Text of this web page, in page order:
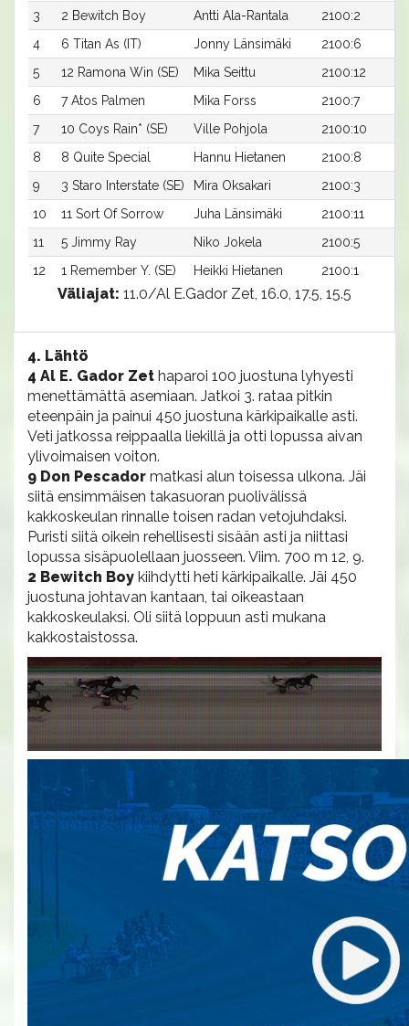
3 2 Bewitch Boy Antti Ala-Rantala 2100:2
4
6 Titan As (IT) Jonny Länsimäki 2100:6
5
12 Ramona Win (SE) Mika Seittu 2100:12
6
7 Atos Palmen Mika Forss 2100:7
7
10 Coys Rain* (SE) Ville Pohjola 2100:10
8
8 Quite Special Hannu Hietanen 2100:8
9
3 Staro Interstate (SE) Mira Oksakari 2100:3
10
11 Sort Of Sorrow Juha Länsimäki 2100:11
11
5 Jimmy Ray Niko Jokela 2100:5
12
1 Remember Y. (SE) Heikki Hietanen 2100:1
Väliajat: 11.0/Al E.Gador Zet, 16.0, 17.5, 15.5
4. Lähtö
4 Al E. Gador Zet haparoi 100 juostuna lyhyesti
menettämättä asemiaan. Jatkoi 3. rataa pitkin
eteenpäin ja painui 450 juostuna kärkipaikalle asti.
Veti jatkossa reippaalla liekillä ja otti lopussa aivan
ylivoimaisen voiton.
9 Don Pescador matkasi alun toisessa ulkona. Jäi
siitä ensimmäisen takasuoran puolivälissä
kakkoskeulan rinnalle toisen radan vetojuhdaksi.
Puristi siitä oikein rehellisesti sisään asti ja niittasi
lopussa sisäpuolellaan juosseen. Viim. 700 m 12, 9.
2 Bewitch Boy kiihdytti heti kärkipaikalle. Jäi 450
juostuna johtavan kantaan, tai oikeastaan
kakkoskeulaksi. Oli siitä loppuun asti mukana
kakkostaistossa.